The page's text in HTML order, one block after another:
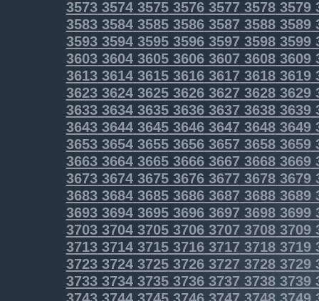
3573357435753576357735783579
3583358435853586358735883589
3593359435953596359735983599
3603360436053606360736083609
3613361436153616361736183619
3623362436253626362736283629
3633363436353636363736383639
3643364436453646364736483649
3653365436553656365736583659
3663366436653666366736683669
3673367436753676367736783679
3683368436853686368736883689
3693369436953696369736983699
3703370437053706370737083709
3713371437153716371737183719
37233724372537263727 37283729
37333734373537363737 37383739